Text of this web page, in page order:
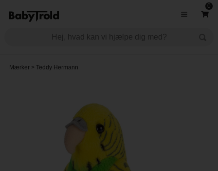
0
Mærker> Teddy Hermann